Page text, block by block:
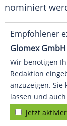
nominiert
Empfohlener
Glomex GmbH
Wir benötigen
Redaktion
anzuzeigen. Sie
lassen und
jetzt